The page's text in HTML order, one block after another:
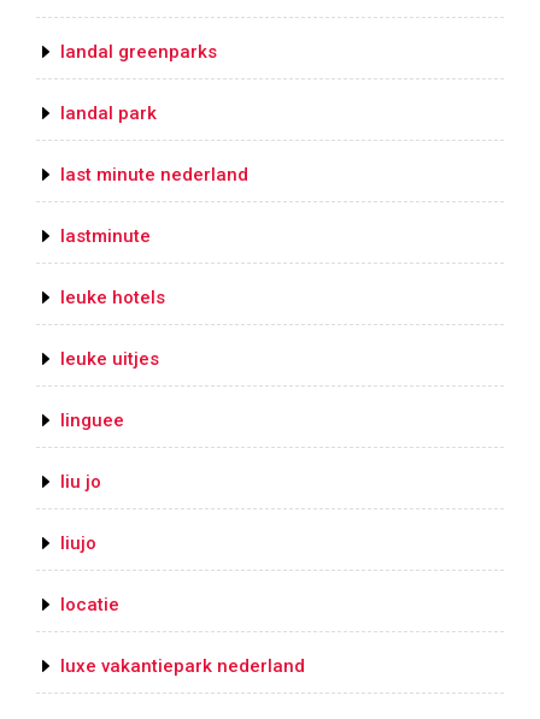
landal greenparks
landal park
last minute nederland
lastminute
leuke hotels
leuke uitjes
linguee
liu jo
liujo
locatie
luxe vakantiepark nederland